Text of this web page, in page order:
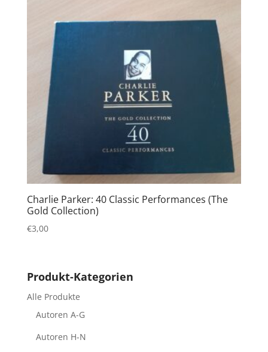
Charlie Parker: 40 Classic Performances (The
Gold Collection)
€3,00
Produkt-Kategorien
Alle Produkte
Autoren A-G
Autoren H-N